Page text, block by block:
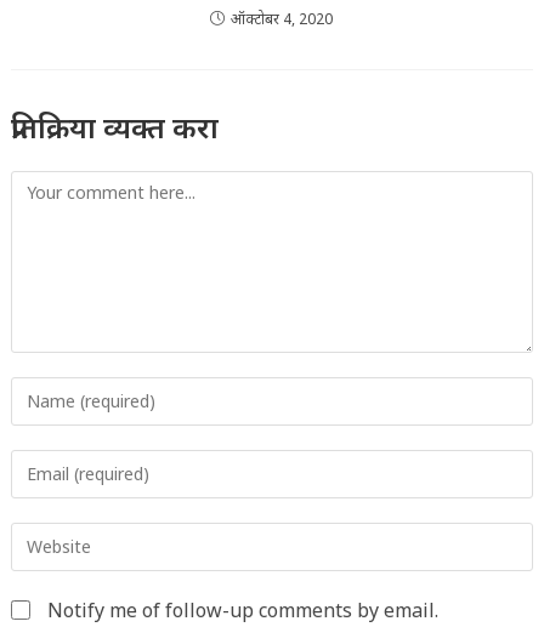
ऑक्टोबर 4, 2020
प्रतिक्रिया व्यक्त करा
Comment
your
username
to
comment
your
address
toyour
URL
Notify me of follow-up comments by email.